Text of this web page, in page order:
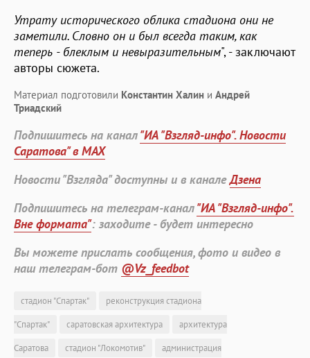
Утрату исторического облика стадиона они не
заметили. Словно он и был всегда таким, как
теперь - блеклым и невыразительным", - заключают
авторы сюжета.
Материал подготовили Константин Халин и Андрей
Триадский
Подпишитесь на канал"ИА "Взгляд-инфо". Новости
Саратова" в MAX
Новости "Взгляда" доступны и в каналеДзена
Подпишитесь на телеграм-канал"ИА "Взгляд-инфо".
Вне формата": заходите - будет интересно
Вы можете прислать сообщения, фото и видео в
наш телеграм-бот @Vz_feedbot
стадион "Спартак"
реконструкция стадиона
"Спартак"
саратовская архитектура
архитектура
Саратова
стадион "Локомотив"
администрация